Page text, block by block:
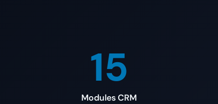
15
Modules CRM